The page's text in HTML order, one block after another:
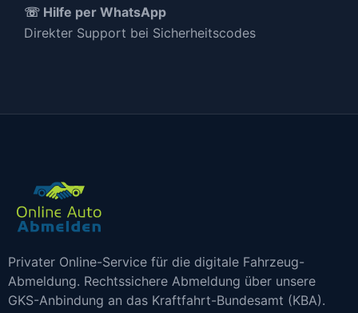
☏ Hilfe per WhatsApp
Direkter Support bei Sicherheitscodes
Privater Online-Service für die digitale Fahrzeug-
Abmeldung. Rechtssichere Abmeldung über unsere
GKS-Anbindung an das Kraftfahrt-Bundesamt (KBA).